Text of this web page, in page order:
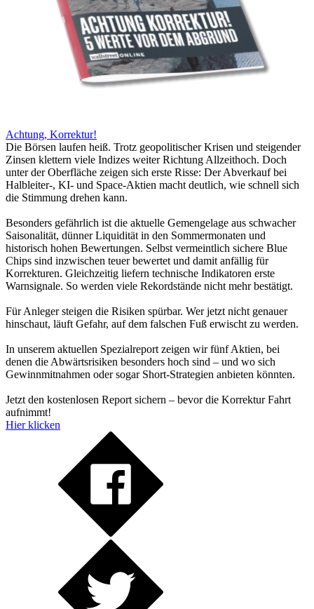
Achtung, Korrektur!
Die Börsen laufen heiß. Trotz geopolitischer Krisen und steigender
Zinsen klettern viele Indizes weiter Richtung Allzeithoch. Doch
unter der Oberfläche zeigen sich erste Risse: Der Abverkauf bei
Halbleiter-, KI- und Space-Aktien macht deutlich, wie schnell sich
die Stimmung drehen kann.
Besonders gefährlich ist die aktuelle Gemengelage aus schwacher
Saisonalität, dünner Liquidität in den Sommermonaten und
historisch hohen Bewertungen. Selbst vermeintlich sichere Blue
Chips sind inzwischen teuer bewertet und damit anfällig für
Korrekturen. Gleichzeitig liefern technische Indikatoren erste
Warnsignale. So werden viele Rekordstände nicht mehr bestätigt.
Für Anleger steigen die Risiken spürbar. Wer jetzt nicht genauer
hinschaut, läuft Gefahr, auf dem falschen Fuß erwischt zu werden.
In unserem aktuellen Spezialreport zeigen wir fünf Aktien, bei
denen die Abwärtsrisiken besonders hoch sind – und wo sich
Gewinnmitnahmen oder sogar Short-Strategien anbieten könnten.
Jetzt den kostenlosen Report sichern – bevor die Korrektur Fahrt
aufnimmt!
Hier klicken